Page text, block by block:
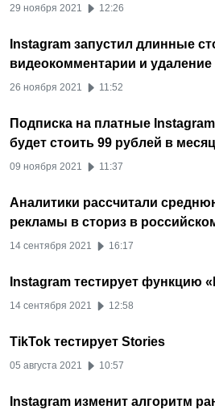
29 ноября 2021 12:26
Instagram запустил длинные
видеокомментарии и удаление
26 ноября 2021 11:52
Подписка на платные
будет стоить 99 рублей в месяц
09 ноября 2021 11:37
Аналитики рассчитали
рекламы в сториз в
14 сентября 2021 16:17
Instagram тестирует функцию
14 сентября 2021 12:58
TikTok тестирует Stories
05 августа 2021 10:57
Instagram изменит алгоритм